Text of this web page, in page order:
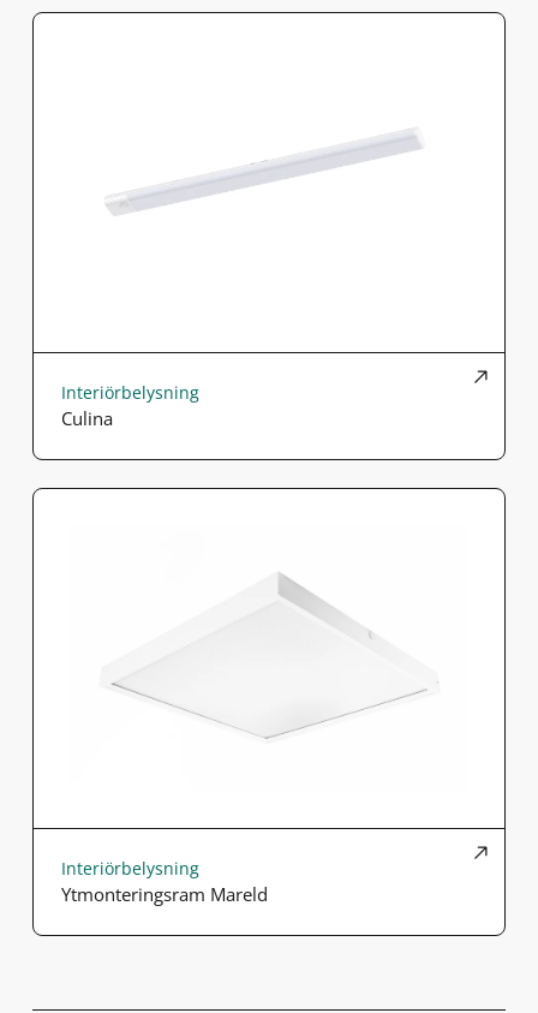
Interiörbelysning
Culina
Interiörbelysning
Ytmonteringsram Mareld